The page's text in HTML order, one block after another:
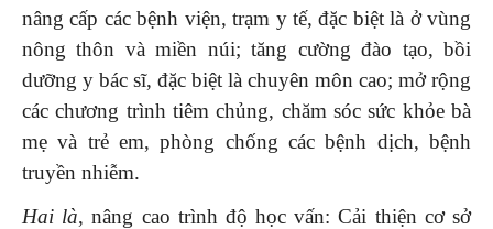
nâng cấp các bệnh viện, trạm y tế, đặc biệt là ở vùng
nông thôn và miền núi; tăng cường đào tạo, bồi
dưỡng y bác sĩ, đặc biệt là chuyên môn cao; mở rộng
các chương trình tiêm chủng, chăm sóc sức khỏe bà
mẹ và trẻ em, phòng chống các bệnh dịch, bệnh
truyền nhiễm.
Hai là, nâng cao trình độ học vấn: Cải thiện cơ sở